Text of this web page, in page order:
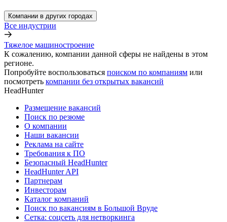
Компании в других городах
Все индустрии
Тяжелое машиностроение
К сожалению, компании данной сферы не найдены в этом
регионе.
Попробуйте воспользоваться поиском по компаниям или
посмотреть компании без открытых вакансий
HeadHunter
Размещение вакансий
Поиск по резюме
О компании
Наши вакансии
Реклама на сайте
Требования к ПО
Безопасный HeadHunter
HeadHunter API
Партнерам
Инвесторам
Каталог компаний
Поиск по вакансиям в Большой Вруде
Сетка: соцсеть для нетворкинга